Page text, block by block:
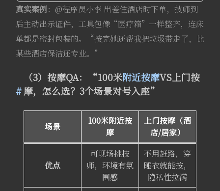
真实案例：@程序员小李 出差住酒店时下单，技师到
后主动出示证件，工具包像“医疗箱”一样整齐，连床
单都是密封包装的。“按完她还帮我把垃圾带走了，比
某些酒店保洁还专业。”
（3）按摩QA：“100米附近按摩VS上门按
摩，怎么选？3个场景对号入座”
场景
100米附近按
摩
上门按摩（酒
店/居家）
优点
可现场挑技
师，环境有氛
围感
不用赶路，穿
睡衣就能按，
隐私性拉满